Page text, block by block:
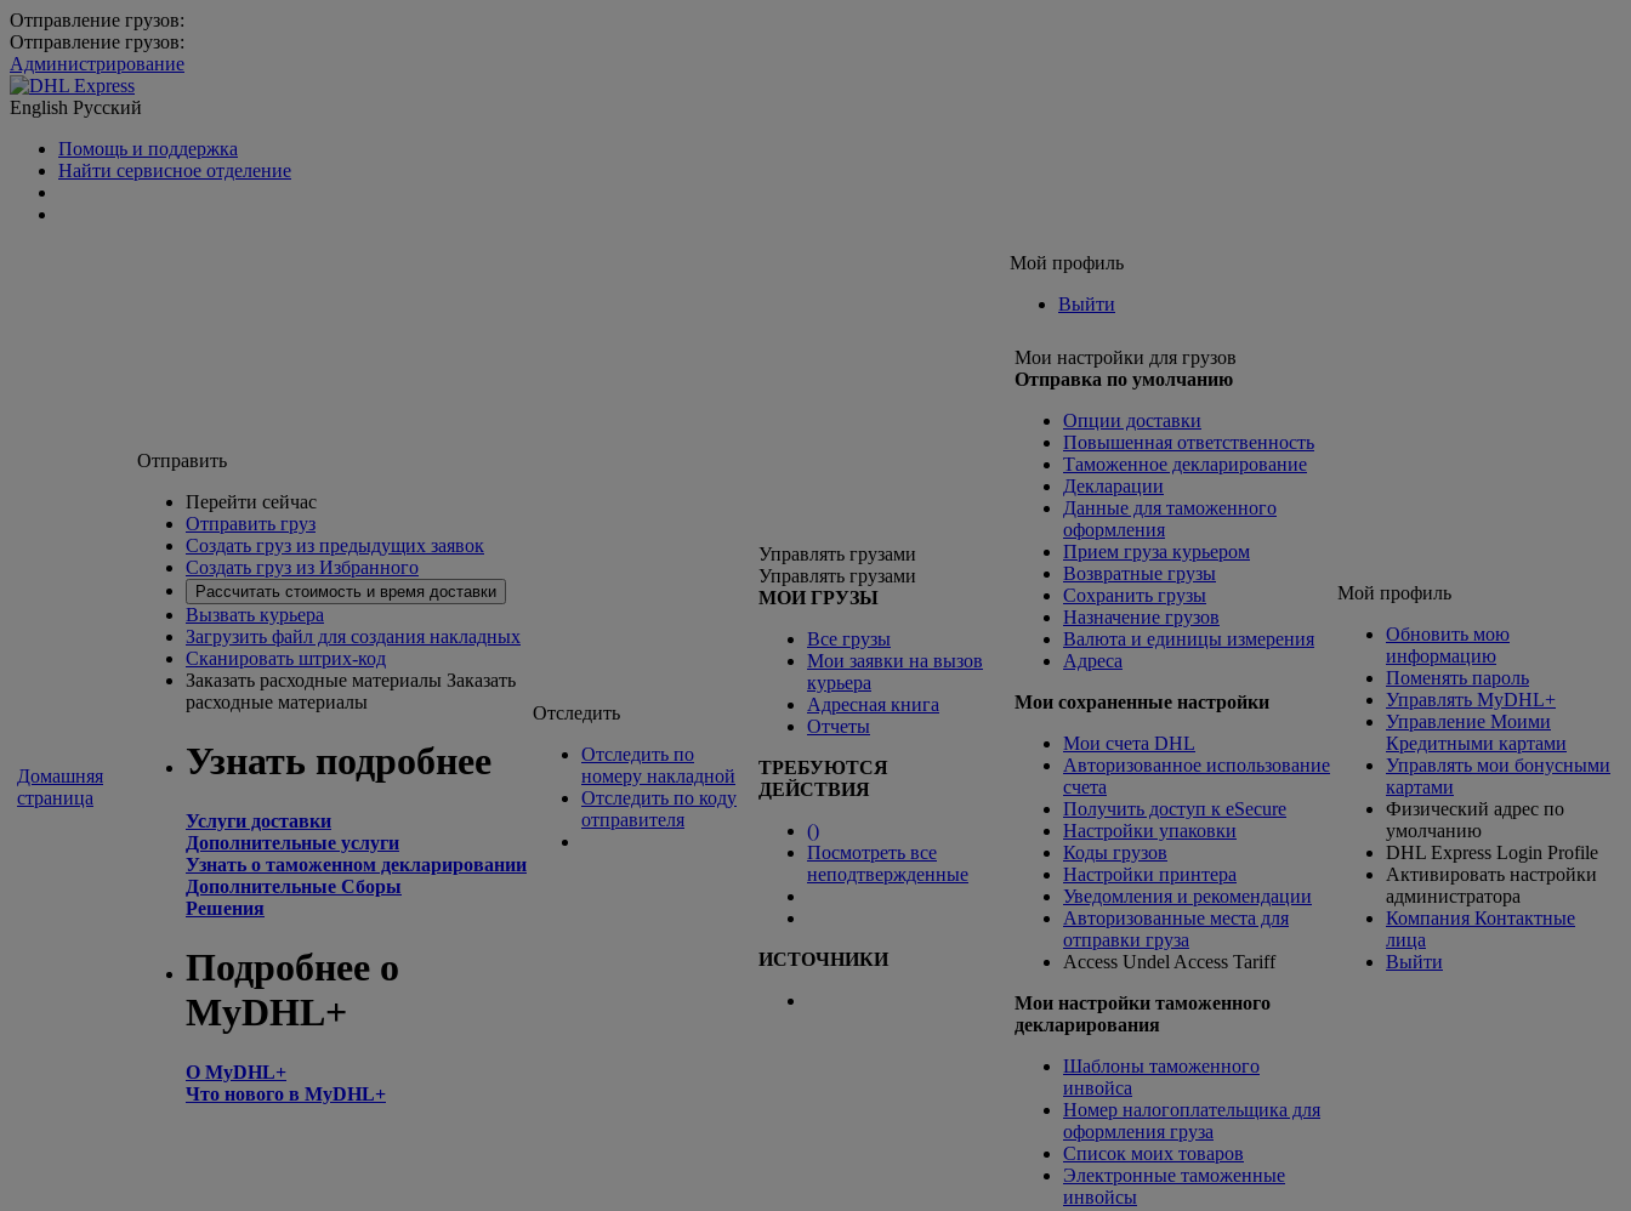
Отправление грузов:
Отправление грузов:
Администрирование
English Русский
Помощь и поддержка
Найти сервисное отделение
Мой профиль
Выйти
Домашняя
страница
Отправить
Перейти сейчас
Отправить груз
Создать груз из предыдущих заявок
Создать груз из Избранного
Рассчитать стоимость и время доставки
Вызвать курьера
Загрузить файл для создания накладных
Сканировать штрих-код
Заказать расходные материалы Заказать
расходные материалы
Узнать подробнее
Услуги доставки
Дополнительные услуги
Узнать о таможенном декларировании
Дополнительные Сборы
Решения
Подробнее о
MyDHL+
О MyDHL+
Что нового в MyDHL+
Отследить
Отследить по
номеру накладной
Отследить по коду
отправителя
Управлять грузами
Управлять грузами
МОИ ГРУЗЫ
Все грузы
Мои заявки на вызов
курьера
Адресная книга
Отчеты
ТРЕБУЮТСЯ
ДЕЙСТВИЯ
()
Посмотреть все
неподтвержденные
ИСТОЧНИКИ
Мои настройки для грузов
Отправка по умолчанию
Опции доставки
Повышенная ответственность
Таможенное декларирование
Декларации
Данные для таможенного
оформления
Прием груза курьером
Возвратные грузы
Сохранить грузы
Назначение грузов
Валюта и единицы измерения
Адреса
Мои сохраненные настройки
Мои счета DHL
Авторизованное использование
счета
Получить доступ к eSecure
Настройки упаковки
Коды грузов
Настройки принтера
Уведомления и рекомендации
Авторизованные места для
отправки груза
Access Undel Access Tariff
Мои настройки таможенного
декларирования
Шаблоны таможенного
инвойса
Номер налогоплательщика для
оформления груза
Список моих товаров
Электронные таможенные
инвойсы
Мой профиль
Обновить мою
информацию
Поменять пароль
Управлять MyDHL+
Управление Моими
Кредитными картами
Управлять мои бонусными
картами
Физический адрес по
умолчанию
DHL Express Login Profile
Активировать настройки
администратора
Компания Контактные
лица
Выйти